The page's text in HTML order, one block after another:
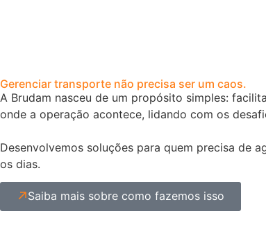
Gerenciar transporte não precisa ser um caos.
A Brudam nasceu de um propósito simples:
onde a operação acontece, lidando com os
Desenvolvemos soluções para quem precisa de
os dias.
Saiba mais sobre como fazemos isso